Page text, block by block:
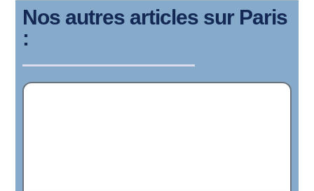
Nos autres articles sur Paris
: